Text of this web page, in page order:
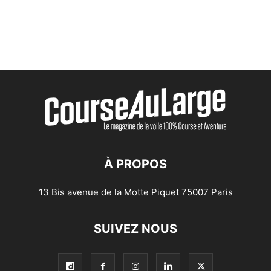
À PROPOS
13 Bis avenue de la Motte Piquet 75007 Paris
SUIVEZ NOUS